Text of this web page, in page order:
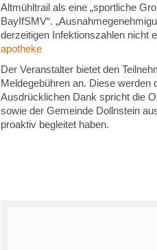
Altmühltrail als eine „sportliche
BayIfSMV“.
derzeitigen Infektionszahlen nicht
apotheke
Der Veranstalter bietet den
Meldegebühren an. Diese werden
Ausdrücklichen Dank spricht die
sowie der Gemeinde Dollnstein
proaktiv begleitet haben.